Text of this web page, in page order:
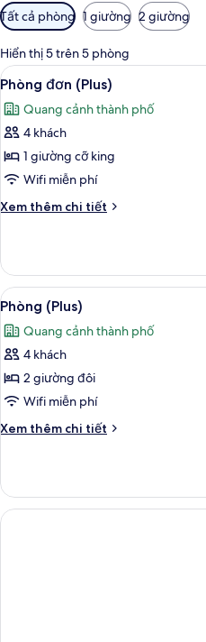
Bộ
lọc
có
thể
dùng
để
lọc
tìm
phòng
Tất cả phòng 1 giường 2 giường
Hiển thị 5 trên 5 phòng
Xem
tất
cả
ảnh
Phòng
đơn
(Plus)
8
Phòng đơn (Plus)
Quang cảnh thành phố
4 khách
1 giường cỡ king
Wifi miễn phí
Xem thêm chi tiết
Chi
Phòng
đơn
(Plus)
Xem
tất
cả
ảnh
Phòng
(Plus)
6
Phòng (Plus)
Quang cảnh thành phố
4 khách
2 giường đôi
Wifi miễn phí
Xem thêm chi tiết
Chi
Phòng
(Plus)